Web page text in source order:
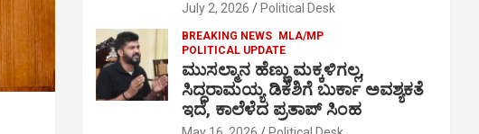
July 2, 2026 Political Desk
BREAKING NEWS
MLA/MP
POLITICAL UPDATE
ಮುಸಲ್ಮಾನ ಹೆಣ್ಣು ಮಕ್ಕಳಿಗಲ್ಲ,
ಸಿದ್ದರಾಮಯ್ಯ ಡಿಕೆಶಿಗೆ ಬುರ್ಕಾ ಅವಶ್ಯಕತೆ
ಇದೆ, ಕಾಲೆಳೆದ ಪ್ರತಾಪ್ ಸಿಂಹ